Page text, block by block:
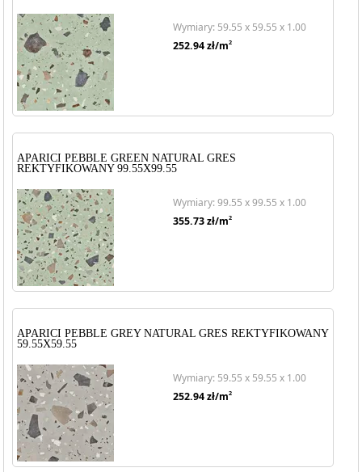
Wymiary: 59.55 x 59.55 x 1.00
252.94zł/m2
APARICI PEBBLE GREEN NATURAL GRES
REKTYFIKOWANY 99.55X99.55
Wymiary: 99.55 x 99.55 x 1.00
355.73zł/m2
APARICI PEBBLE GREY NATURAL GRES REKTYFIKOWANY
59.55X59.55
Wymiary: 59.55 x 59.55 x 1.00
252.94zł/m2